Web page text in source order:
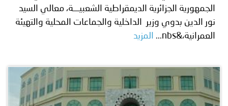
الجمهورية الجزائرية الديمقراطية الشعبيـــة، معالي السيد
نور الدين بدوي وزير الداخلية والجماعات المحلية والتهيئة
العمرانية،&nbs...
المزيد